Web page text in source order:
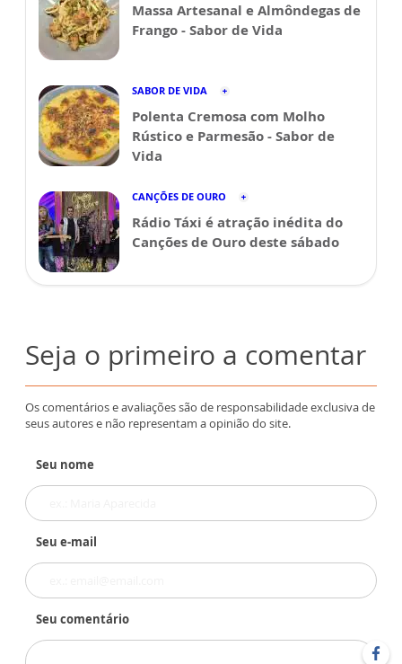
Massa Artesanal e Almôndegas de
Frango - Sabor de Vida
SABOR DE VIDA
Polenta Cremosa com Molho
Rústico e Parmesão - Sabor de
Vida
CANÇÕES DE OURO
Rádio Táxi é atração inédita do
Canções de Ouro deste sábado
Seja o primeiro a comentar
Os comentários e avaliações são de responsabilidade exclusiva de
seus autores e não representam a opinião do site.
Seu nome
Seu e-mail
Seu comentário